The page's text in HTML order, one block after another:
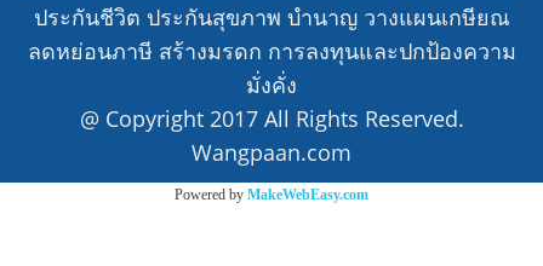
ประกันชีวิต ประกันสุขภาพ บำนาญ วางแผนเกษียณ
ลดหย่อนภาษี สร้างมรดก การลงทุนและปกป้องความ
มั่งคั่ง
@ Copyright 2017 All Rights Reserved.
Wangpaan.com
Powered by MakeWebEasy.com